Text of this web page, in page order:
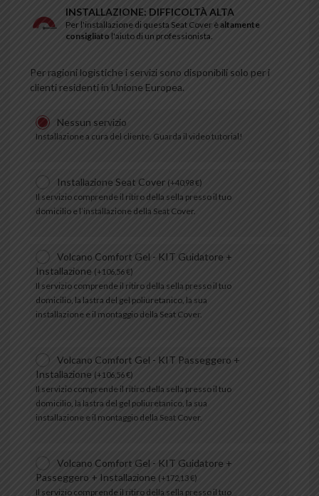
INSTALLAZIONE: DIFFICOLTÀ ALTA
Per l'installazione di questa Seat Cover èaltamente
consigliato l'aiuto di un professionista.
Per ragioni logistiche i servizi sono disponibili solo per i
clienti residenti in Unione Europea.
Nessun servizio
Installazione a cura del cliente. Guarda il video tutorial!
Installazione Seat Cover (+40,98€)
Il servizio comprende il ritiro della sella presso il tuo
domicilio e l’installazione della Seat Cover.
Volcano Comfort Gel - KIT Guidatore +
Installazione (+106,56€)
Il servizio comprende il ritiro della sella presso il tuo
domicilio, la lastra del gel poliuretanico, la sua
installazione e il montaggio della Seat Cover.
Volcano Comfort Gel - KIT Passeggero +
Installazione (+106,56€)
Il servizio comprende il ritiro della sella presso il tuo
domicilio, la lastra del gel poliuretanico, la sua
installazione e il montaggio della Seat Cover.
Volcano Comfort Gel - KIT Guidatore +
Passeggero + Installazione (+172,13€)
Il servizio comprende il ritiro della sella presso il tuo